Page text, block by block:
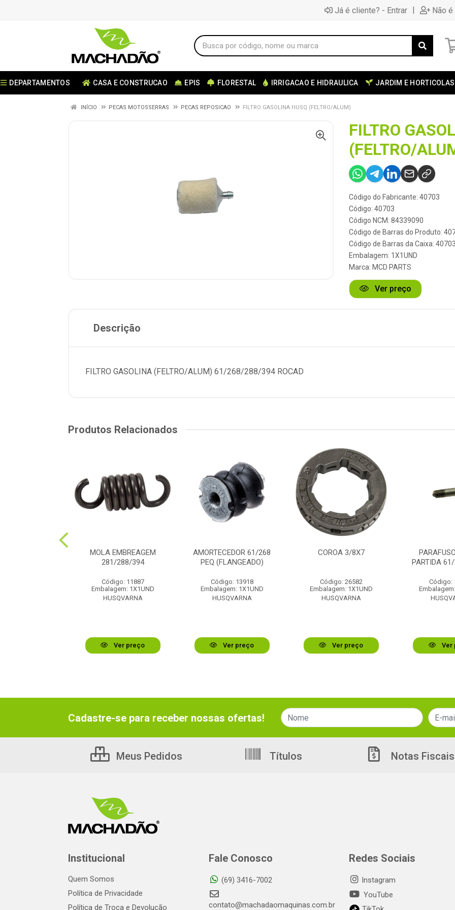
Já é cliente? - Entrar | Não
DEPARTAMENTOS CASA E CONSTRUCAO EPIS FLORESTAL IRRIGACAO E HIDRAULICA JARDIM E HORTICOLAS
INÍCIO PECAS MOTOSSERRAS PECAS REPOSICAO FILTRO GASOLINA HUSQ (FELTRO/ALUM)
FILTRO
(FELTRO/
Código do Fabricante: 40703
Código: 40703
Código NCM: 84339090
Código de Barras do Produto:
Código de Barras da Caixa: 40703
Embalagem: 1X1UND
Marca: MCD PARTS
Ver preço
Descrição
FILTRO GASOLINA (FELTRO/ALUM) 61/268/288/394 ROCAD
Produtos Relacionados
MOLA EMBREAGEM
281/288/394
Código: 11887
Embalagem: 1X1UND
HUSQVARNA
Ver preço
AMORTECEDOR 61/268
PEQ (FLANGEADO)
Código: 13918
Embalagem: 1X1UND
HUSQVARNA
Ver preço
COROA 3/8X7
Código: 26582
Embalagem: 1X1UND
HUSQVARNA
Ver preço
PARTIDA
Código:
Ver
Cadastre-se para receber nossas ofertas!
Meus Pedidos Títulos Notas Fiscais
Institucional
Quem Somos
Política de Privacidade
Política de Troca e Devolução
Fale Conosco
(69) 3416-7002
contato@machadaomaquinas.com.br
Redes Sociais
Instagram
YouTube